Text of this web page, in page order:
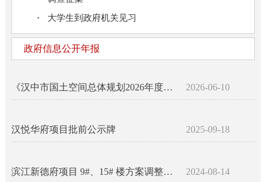
大学生到政府机关见习
政府信息公开年报
《汉中市国土空间总体规划2026年度动态维护方案》公示稿 2026-06-10
汉悦华府项目批前公示牌 2025-09-18
滨江新德府项目 9#、15# 楼方案调整批前公示牌 2024-08-14